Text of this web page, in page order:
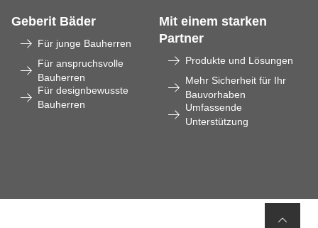
Geberit Bäder
Für junge Bauherren
Für anspruchsvolle
Bauherren
Für designbewusste
Bauherren
Mit einem starken
Partner
Produkte und Lösungen
Mehr Sicherheit für Ihr
Bauvorhaben
Umfassende
Unterstützung